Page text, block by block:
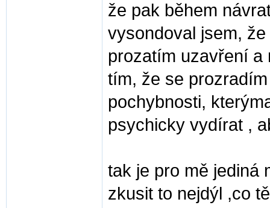
že pak během
vysondoval jsem,
prozatím uzavření a
tím, že se
pochybnosti,
psychicky vydírat ,
tak je pro mě jediná
zkusit to nejdýl ,co